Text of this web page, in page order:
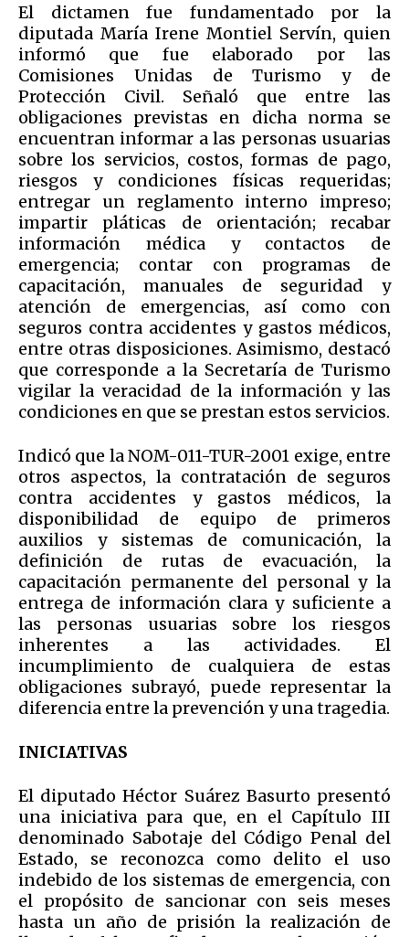
El dictamen fue fundamentado por la
diputada María Irene Montiel Servín, quien
informó que fue elaborado por las
Comisiones Unidas de Turismo y de
Protección Civil. Señaló que entre las
obligaciones previstas en dicha norma se
encuentran informar a las personas usuarias
sobre los servicios, costos, formas de pago,
riesgos y condiciones físicas requeridas;
entregar un reglamento interno impreso;
impartir pláticas de orientación; recabar
información médica y contactos de
emergencia; contar con programas de
capacitación, manuales de seguridad y
atención de emergencias, así como con
seguros contra accidentes y gastos médicos,
entre otras disposiciones. Asimismo, destacó
que corresponde a la Secretaría de Turismo
vigilar la veracidad de la información y las
condiciones en que se prestan estos servicios.
Indicó que la NOM-011-TUR-2001 exige, entre
otros aspectos, la contratación de seguros
contra accidentes y gastos médicos, la
disponibilidad de equipo de primeros
auxilios y sistemas de comunicación, la
definición de rutas de evacuación, la
capacitación permanente del personal y la
entrega de información clara y suficiente a
las personas usuarias sobre los riesgos
inherentes a las actividades. El
incumplimiento de cualquiera de estas
obligaciones subrayó, puede representar la
diferencia entre la prevención y una tragedia.
INICIATIVAS
El diputado Héctor Suárez Basurto presentó
una iniciativa para que, en el Capítulo III
denominado Sabotaje del Código Penal del
Estado, se reconozca como delito el uso
indebido de los sistemas de emergencia, con
el propósito de sancionar con seis meses
hasta un año de prisión la realización de